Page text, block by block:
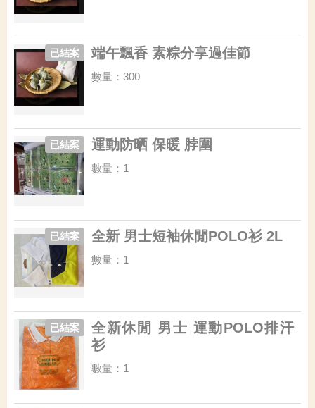
端午飄香 素粽分享過佳節
已結案
數量：300
運動防晒 保暖 脖圍
已結案
數量：1
全新 男士短袖休閒POLO衫 2L
已結案
數量：1
全新休閒 男士 運動POLO排汗
衫
已結案
數量：1